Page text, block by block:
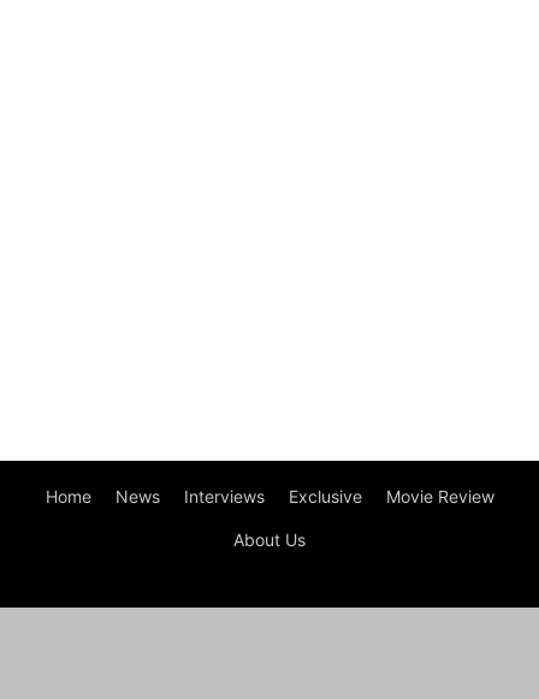
Home News Interviews Exclusive Movie Review
About Us